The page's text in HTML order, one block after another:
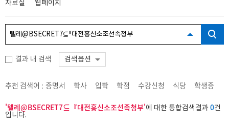
자료실
웹페이지
결과 내 검색 검색옵션
추천 검색어 : 증명서 학사 입학 학점 수강신청 식당 학생증
'텔레@BSECRET7⊆『대전흥신소조선족청부'에 대한 통합검색결과 0건
입니다.